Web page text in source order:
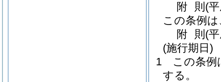
附 則 (
この条例
附 則 (
(施行期日)
1
この条例
する。